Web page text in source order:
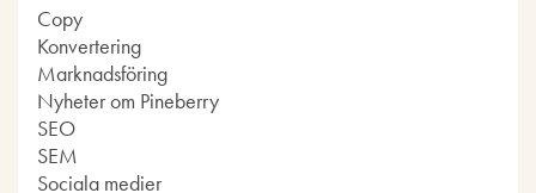
Copy
Konvertering
Marknadsföring
Nyheter om Pineberry
SEO
SEM
Sociala medier